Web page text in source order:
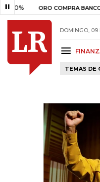
ORO COMPRA BANCO DE LA
DOMINGO, 09
TEMAS DE